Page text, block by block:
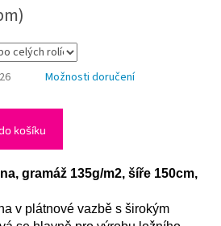
Možnosti doručení
košíku
gramáž 135g/m2, šíře 150cm,
v plátnové vazbě s širokým